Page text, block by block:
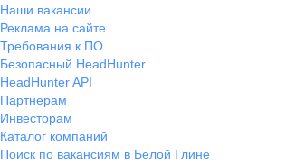
Наши вакансии
Реклама на сайте
Требования к ПО
Безопасный HeadHunter
HeadHunter API
Партнерам
Инвесторам
Каталог компаний
Поиск по вакансиям в Белой Глине